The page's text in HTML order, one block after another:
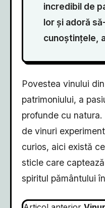
incredibil de
lor și adoră
cunoștințele,
Povestea vinului
patrimoniului, a
profunde cu
de vinuri
curios, aici există
sticle care
spiritul pământului